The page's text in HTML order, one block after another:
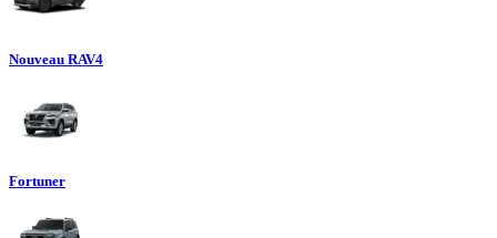
Nouveau RAV4
Fortuner